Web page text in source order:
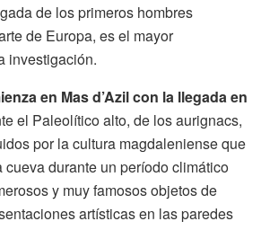
de los primeros hombres
de Europa, es el mayor
investigación.
en Mas d’Azil con la llegada en
el Paleolítico alto, de los aurignacs,
por la cultura magdaleniense que
cueva durante un período climático
y muy famosos objetos de
artísticas en las paredes